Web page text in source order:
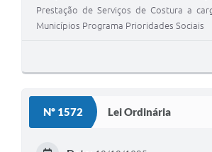
Prestação de Serviços de Costura a
Municípios Programa Prioridades Sociais
Nº 1572 Lei Ordinária